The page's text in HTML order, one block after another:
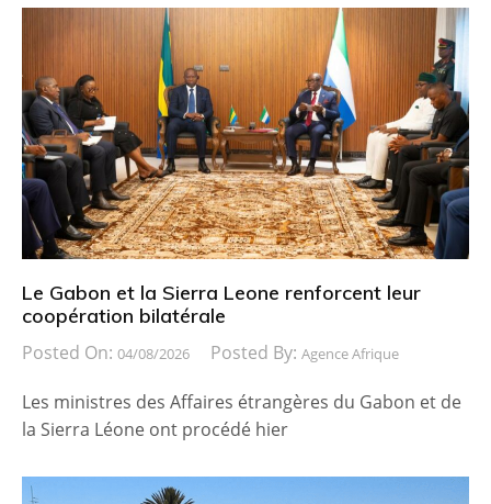
Le Gabon et la Sierra Leone renforcent leur
coopération bilatérale
Posted On: 04/08/2026 Posted By: Agence Afrique
Les ministres des Affaires étrangères du Gabon et de
la Sierra Léone ont procédé hier